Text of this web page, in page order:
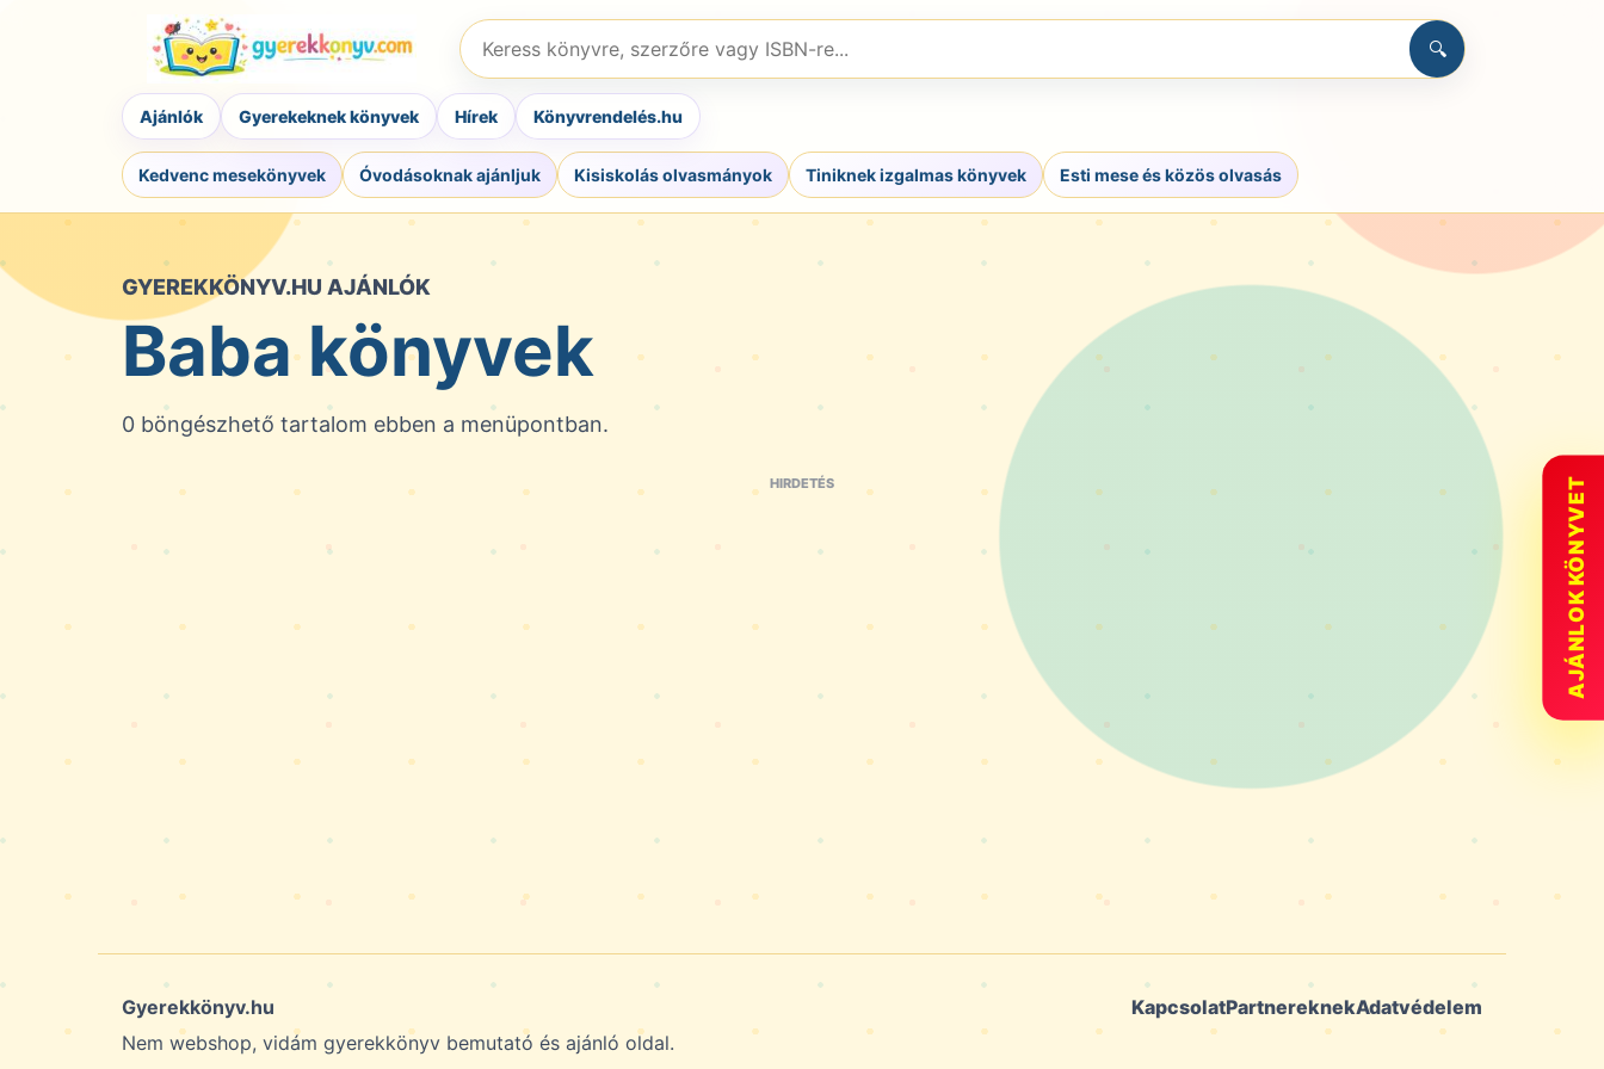
Keresés
könyvre,
szerzőre
vagy
ISBN-
re
🔍
Ajánlók Gyerekeknek könyvek Hírek Könyvrendelés.hu
Kedvenc mesekönyvek Óvodásoknak ajánljuk Kisiskolás olvasmányok Tiniknek izgalmas könyvek Esti mese és közös olvasás
GYEREKKÖNYV.HU AJÁNLÓK
Baba könyvek
0 böngészhető tartalom ebben a menüpontban.
HIRDETÉS
Gyerekkönyv.hu
Nem webshop, vidám gyerekkönyv bemutató és ajánló oldal.
KapcsolatPartnereknekAdatvédelem
AJÁNLOK KÖNYVET